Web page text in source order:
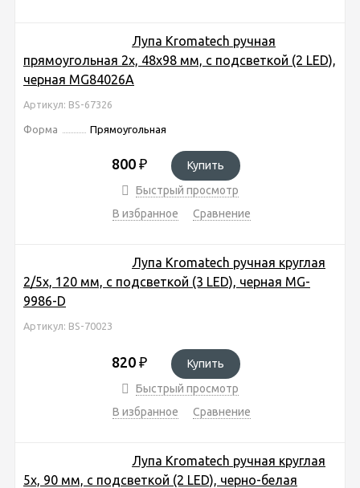
Лупа Kromatech ручная
прямоугольная 2x, 48x98 мм, с подсветкой (2 LED),
черная MG84026A
Артикул: BS-67326
Форма Прямоугольная
800 ₽
Купить
Быстрый просмотр
В избранное
Сравнение
Лупа Kromatech ручная круглая
2/5х, 120 мм, с подсветкой (3 LED), черная MG-
9986-D
Артикул: BS-70023
820 ₽
Купить
Быстрый просмотр
В избранное
Сравнение
Лупа Kromatech ручная круглая
5х, 90 мм, с подсветкой (2 LED), черно-белая